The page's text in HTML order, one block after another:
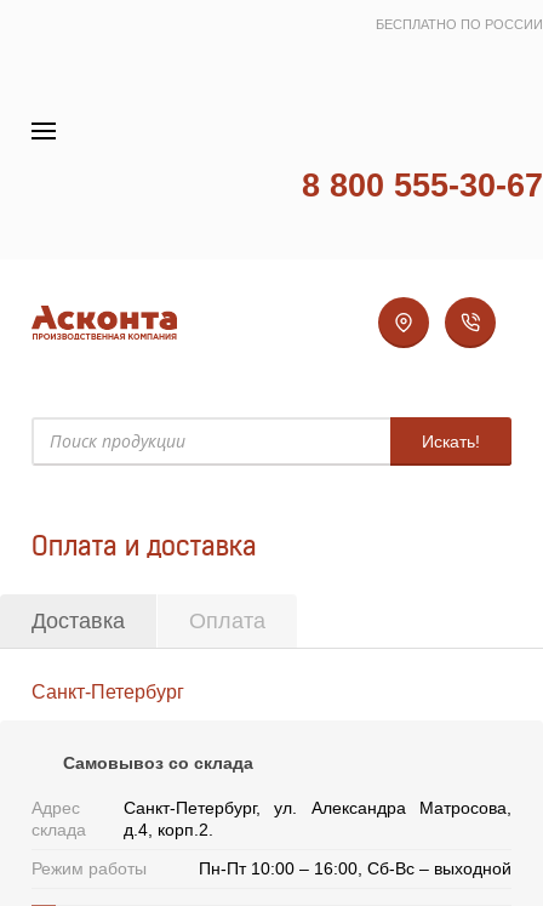
БЕСПЛАТНО ПО РОССИИ
8 800 555-30-67
Искать!
Оплата и доставка
Доставка Оплата
Санкт-Петербург
Самовывоз со склада
Адрес
склада
Санкт-Петербург, ул. Александра Матросова,
д.4, корп.2.
Режим работы
Пн-Пт 10:00 – 16:00, Сб-Вс – выходной